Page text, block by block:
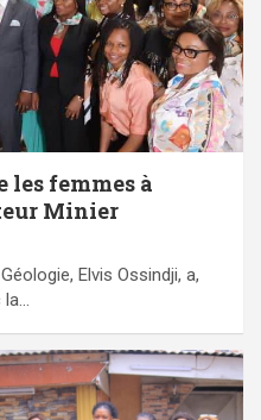
femmes à
Minier
Elvis Ossindji, a,
la…